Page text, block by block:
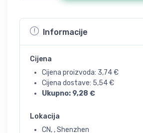
Informacije
Cijena
Cijena proizvoda: 3,74€
Cijena dostave: 5,54€
Ukupno: 9,28 €
Lokacija
CN, , Shenzhen